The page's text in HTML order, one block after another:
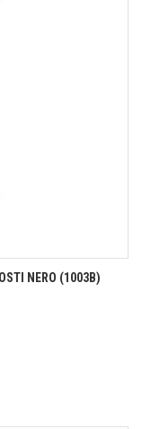
NERO (1003B)